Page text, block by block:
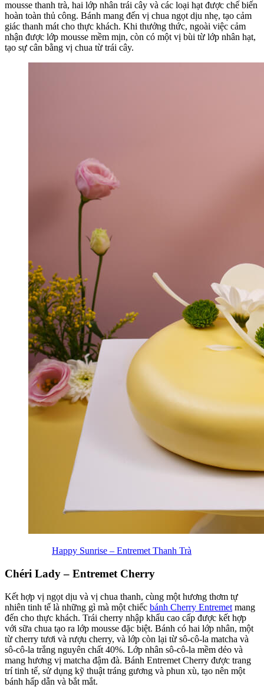
mousse thanh trà, hai lớp nhân trái cây và các loại hạt được chế biến
hoàn toàn thủ công. Bánh mang đến vị chua ngọt dịu nhẹ, tạo cảm
giác thanh mát cho thực khách. Khi thưởng thức, ngoài việc cảm
nhận được lớp mousse mềm mịn, còn có một vị bùi từ lớp nhân hạt,
tạo sự cân bằng vị chua từ trái cây.
Happy Sunrise – Entremet Thanh Trà
Chéri Lady – Entremet Cherry
Kết hợp vị ngọt dịu và vị chua thanh, cùng một hương thơm tự
nhiên tinh tế là những gì mà một chiếc bánh Cherry Entremet mang
đến cho thực khách. Trái cherry nhập khẩu cao cấp được kết hợp
với sữa chua tạo ra lớp mousse đặc biệt. Bánh có hai lớp nhân, một
từ cherry tươi và rượu cherry, và lớp còn lại từ sô-cô-la matcha và
sô-cô-la trắng nguyên chất 40%. Lớp nhân sô-cô-la mềm dẻo và
mang hương vị matcha đậm đà. Bánh Entremet Cherry được trang
trí tinh tế, sử dụng kỹ thuật tráng gương và phun xù, tạo nên một
bánh hấp dẫn và bắt mắt.